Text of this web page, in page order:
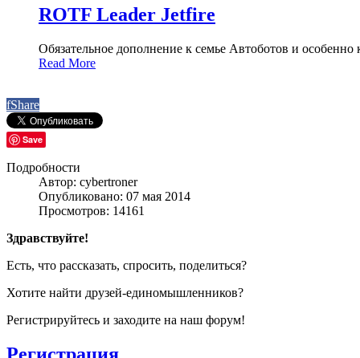
ROTF Leader Jetfire
Обязательное дополнение к семье Автоботов и особенно
Read More
fShare
Save
Подробности
Автор: cybertroner
Опубликовано: 07 мая 2014
Просмотров: 14161
Здравствуйте!
Есть, что рассказать, спросить, поделиться?
Хотите найти друзей-единомышленников?
Регистрируйтесь и заходите на наш форум!